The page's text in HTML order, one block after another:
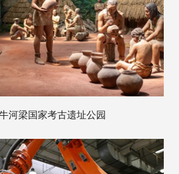
河梁国家考古遗址公园